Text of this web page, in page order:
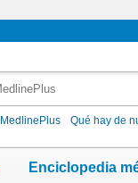
Qué hay de
Enciclopedia